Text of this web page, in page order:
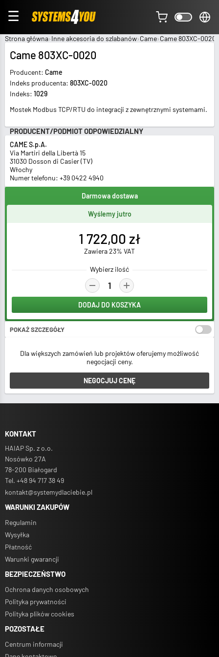
☰
Strona główna Inne akcesoria do szlabanów Came Came 803XC-0020
Came 803XC-0020
Producent: Came
Indeks producenta: 803XC-0020
Indeks: 1029
Mostek Modbus TCP/RTU do integracji z zewnętrznymi systemami.
PRODUCENT/PODMIOT ODPOWIEDZIALNY
CAME S.p.A.
Via Martiri della Libertà 15
31030 Dosson di Casier (TV)
Włochy
Numer telefonu: +39 0422 4940
Darmowa dostawa
Wyślemy jutro
1 722,00 zł
Zawiera 23% VAT
Wybierz ilość
DODAJ DO KOSZYKA
POKAŻ SZCZEGÓŁY
Łącznie netto za1 sztuk:
Minimalna ilość:
Koszt dostawy:
Dla większych zamówień lub projektów oferujemy możliwość
negocjacji ceny.
NEGOCJUJ CENĘ
KONTAKT
HAIAP Sp. z o.o.
Nosówko 27A
78-200 Białogard
Tel. +48 94 717 38 49
kontakt@systemydlaciebie.pl
WARUNKI ZAKUPÓW
Regulamin
Wysyłka
Płatność
Warunki gwarancji
BEZPIECZEŃSTWO
Ochrona danych osobowych
Polityka prywatności
Polityka plików cookies
POZOSTAŁE
Centrum informacji